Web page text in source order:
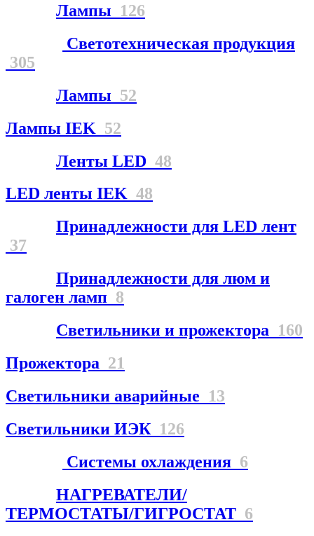
Лампы 126
Светотехническая продукция
305
Лампы 52
Лампы IEK 52
Ленты LED 48
LED ленты IEK 48
Принадлежности для LED лент
37
Принадлежности для люм и
галоген ламп 8
Светильники и прожектора 160
Прожектора 21
Светильники аварийные 13
Светильники ИЭК 126
Системы охлаждения 6
НАГРЕВАТЕЛИ/
ТЕРМОСТАТЫ/ГИГРОСТАТ 6